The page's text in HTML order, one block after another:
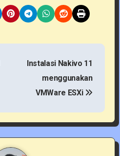
Instalasi Nakivo 11
menggunakan
VMWare ESXi